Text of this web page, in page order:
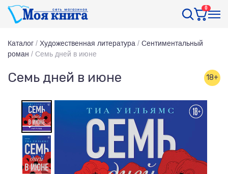
0
Каталог / Художественная литература / Сентиментальный
роман / Семь дней в июне
Семь дней в июне 18+